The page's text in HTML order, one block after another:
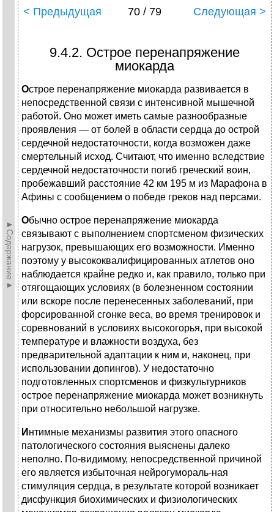
►Содержание►
< Предыдущая 70 / 79 Следующая >
9.4.2. Острое перенапряжение
миокарда
Острое перенапряжение миокарда развивается в
непосредственной связи с интенсивной мышечной
работой. Оно может иметь самые разнообразные
проявления — от болей в области сердца до острой
сердечной недостаточности, когда возможен даже
смертельный исход. Считают, что именно вследствие
сердечной недостаточности погиб греческий воин,
пробежавший расстояние 42 км 195 м из Марафона в
Афины с сообщением о победе греков над персами.
Обычно острое перенапряжение миокарда
связывают с выполнением спортсменом физических
нагрузок, превышающих его возможности. Именно
поэтому у высококвалифицированных атлетов оно
наблюдается крайне редко и, как правило, только при
отягощающих условиях (в болезненном состоянии
или вскоре после перенесенных заболеваний, при
форсированной сгонке веса, во время тренировок и
соревнований в условиях высокогорья, при высокой
температуре и влажности воздуха, без
предварительной адаптации к ним и, наконец, при
использовании допингов). У недостаточно
подготовленных спортсменов и физкультурников
острое перенапряжение миокарда может возникнуть
при относительно небольшой нагрузке.
И нтимные механизмы развития этого опасного
патологического состояния выяснены далеко
неполно. По-видимому, непосредственной причиной
его является избыточная нейрогумораль-ная
стимуляция сердца, в результате которой возникает
дисфункция биохимических и физиологических